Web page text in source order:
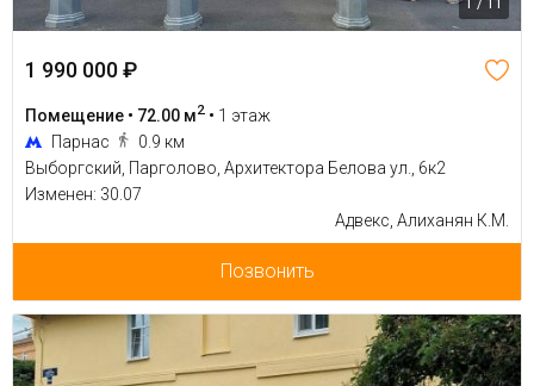
1 / 11
1 990 000 ₽
Помещение • 72.00 м2 • 1 этаж
Парнас
0.9 км
Выборгский, Парголово, Архитектора Белова ул., 6к2
Изменен: 30.07
Адвекс, Алиханян К.М.
Позвонить